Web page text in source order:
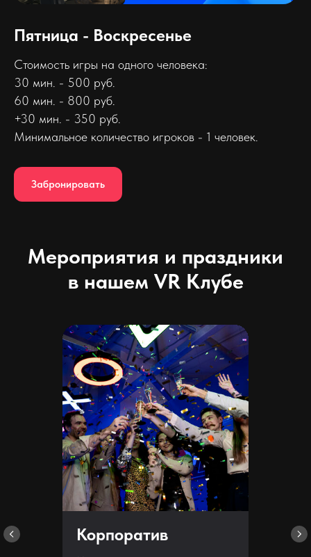
Пятница - Воскресенье
Стоимость игры на одного человека:
30 мин. - 500 руб.
60 мин. - 800 руб.
+30 мин. - 350 руб.
Минимальное количество игроков - 1 человек.
Забронировать
Мероприятия и праздники
в нашем VR Клубе
Корпоратив